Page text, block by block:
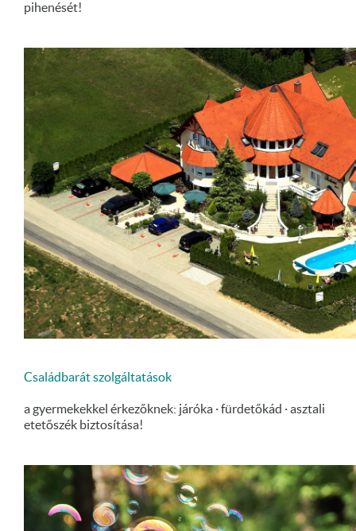
pihenését!
Családbarát szolgáltatások
a gyermekekkel érkezőknek: járóka · fürdetőkád · asztali
etetőszék biztosítása!